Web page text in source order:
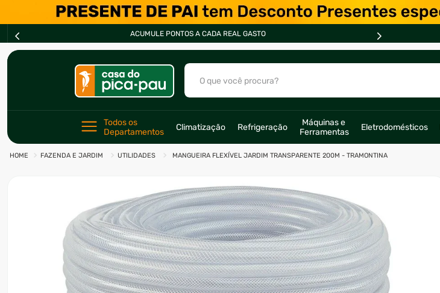
PONTOS A CADA REAL GASTO
O que você procura?
Todos os
Departamentos
Climatização Refrigeração
Máquinas e
Ferramentas
Eletrodomésticos
FAZENDA E JARDIM UTILIDADES MANGUEIRA FLEXÍVEL JARDIM TRANSPARENTE 200M - TRAMONTINA
2º
freezer
4º
forno
5º
cervejeira
6º
soprador
7º
motosserra
8º
ventilador